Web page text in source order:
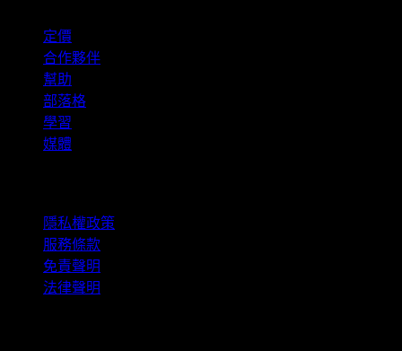
定價
合作夥伴
幫助
部落格
學習
媒體
隱私權政策
服務條款
免責聲明
法律聲明